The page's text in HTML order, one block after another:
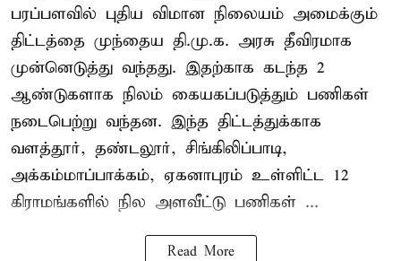
பரப்பளவில் புதிய விமான நிலையம் அமைக்கும்
திட்டத்தை முந்தைய தி.மு.க. அரசு தீவிரமாக
முன்னெடுத்து வந்தது. இதற்காக கடந்த 2
ஆண்டுகளாக நிலம் கையகப்படுத்தும் பணிகள்
நடைபெற்று வந்தன. இந்த திட்டத்துக்காக
வளத்தூர், தண்டலூர், சிங்கிலிப்பாடி,
அக்கம்மாப்பாக்கம், ஏகனாபுரம் உள்ளிட்ட 12
கிராமங்களில் நில அளவீட்டு பணிகள் ...
Read More